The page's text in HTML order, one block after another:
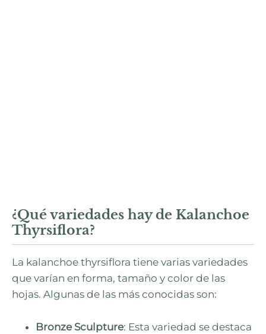
¿Qué variedades hay de Kalanchoe
Thyrsiflora?
La kalanchoe thyrsiflora tiene varias variedades
que varían en forma, tamaño y color de las
hojas. Algunas de las más conocidas son:
Bronze Sculpture: Esta variedad se destaca